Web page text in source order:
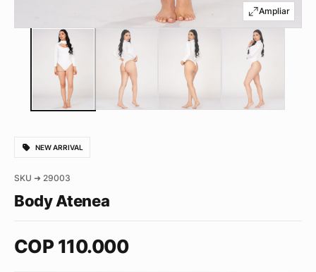
NEW ARRIVAL
SKU ➜ 29003
Body Atenea
COP110.000